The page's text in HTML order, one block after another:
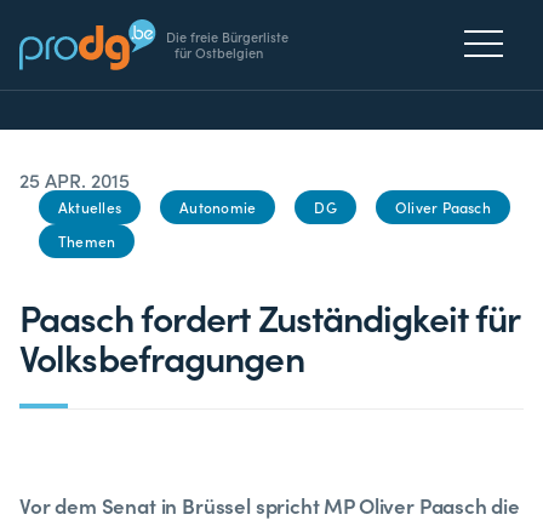
Die freie Bürgerliste
für Ostbelgien
25 APR. 2015
Aktuelles Autonomie DG
Oliver Paasch
Themen
Paasch fordert Zuständigkeit für
Volksbefragungen
Vor dem Senat in Brüssel spricht MP Oliver Paasch die